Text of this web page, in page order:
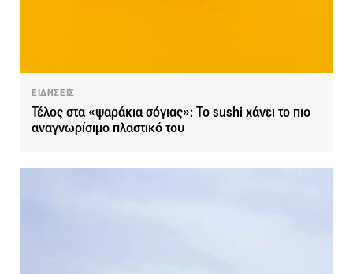
ΕΙΔΗΣΕΙΣ
Τέλος στα «ψαράκια σόγιας»: Το sushi χάνει το πιο
αναγνωρίσιμο πλαστικό του